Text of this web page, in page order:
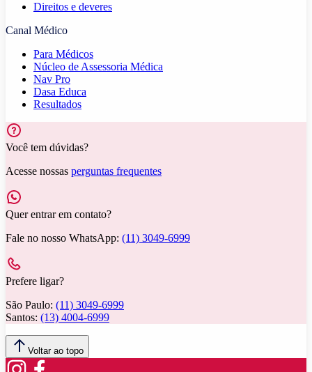
Direitos e deveres
Canal Médico
Para Médicos
Núcleo de Assessoria Médica
Nav Pro
Dasa Educa
Resultados
Você tem dúvidas?
Acesse nossas perguntas frequentes
Quer entrar em contato?
Fale no nosso WhatsApp: (11) 3049-6999
Prefere ligar?
São Paulo: (11) 3049-6999
Santos: (13) 4004-6999
Voltar ao topo